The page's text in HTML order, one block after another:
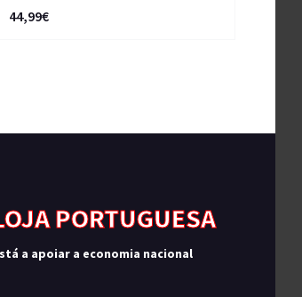
44,99€
PORTUGUESA
a apoiar a economia nacional